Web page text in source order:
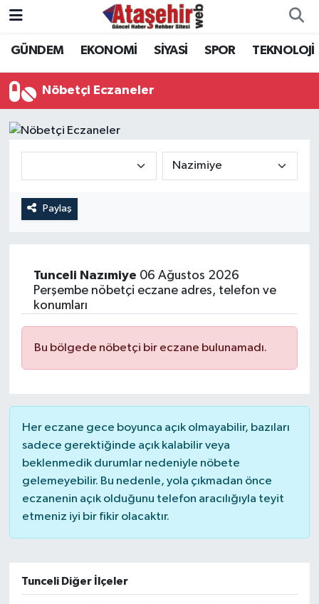
GÜNDEM EKONOMİ SİYASİ SPOR TEKNOLOJİ
Nöbetçi Eczaneler
Paylaş
Tunceli Nazımiye 06 Ağustos 2026
Perşembe nöbetçi eczane adres, telefon ve
konumları
Bu bölgede nöbetçi bir eczane bulunamadı.
Her eczane gece boyunca açık olmayabilir, bazıları
sadece gerektiğinde açık kalabilir veya
beklenmedik durumlar nedeniyle nöbete
gelemeyebilir. Bu nedenle, yola çıkmadan önce
eczanenin açık olduğunu telefon aracılığıyla teyit
etmeniz iyi bir fikir olacaktır.
Tunceli Diğer İlçeler
Hava Durumu
Trafik Durumu
Süper Lig Puan Durumu ve Fikstür
Son Dakika Haberleri